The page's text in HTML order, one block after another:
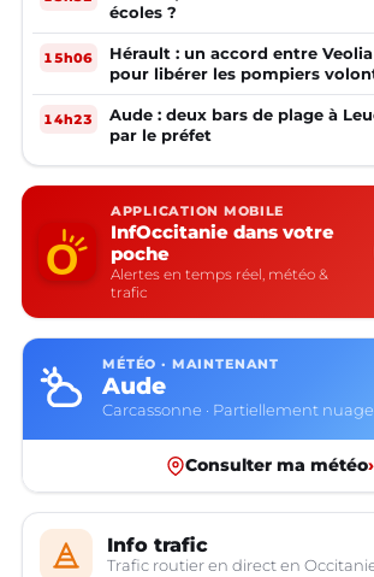
écoles ?
15h06
Hérault : un accord entre Veolia
pour libérer les pompiers
14h23
Aude : deux bars de plage à
par le préfet
APPLICATION MOBILE
InfOccitanie dans votre
poche
Alertes en temps réel, météo &
trafic
MÉTÉO · MAINTENANT
Aude
Carcassonne · Partiellement
Consulter ma météo›
Info trafic
Trafic routier en direct en